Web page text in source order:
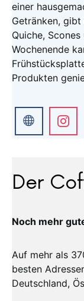
einer
Getränken, gibt
Quiche,
Wochenende
Produkten
Der
Noch mehr
Auf mehr als
besten
Deutschland,